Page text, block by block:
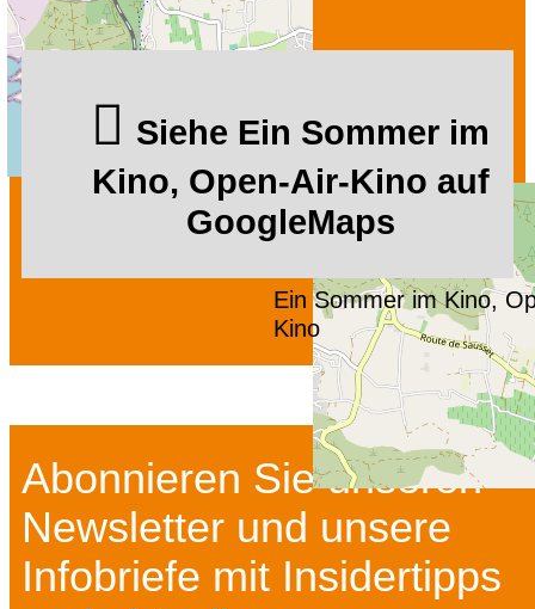
Ein Sommer im Kino,
Kino
Siehe Ein Sommer im
Kino, Open-Air-Kino auf
GoogleMaps
Abonnieren Sie unseren
Newsletter und unsere
Infobriefe mit Insidertipps